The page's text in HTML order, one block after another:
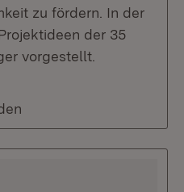
zu fördern. In der
der 35
vorgestellt.